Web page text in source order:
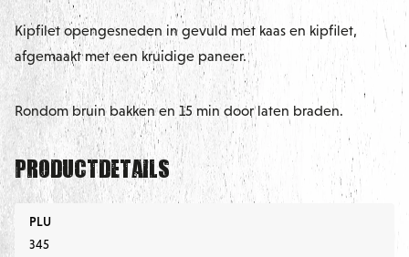
Kipfilet opengesneden in gevuld met kaas en kipfilet,
afgemaakt met een kruidige paneer.
Rondom bruin bakken en 15 min door laten braden.
Productdetails
PLU
345